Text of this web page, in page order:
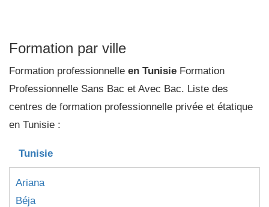
Formation par ville
Formation professionnelle en Tunisie Formation
Professionnelle Sans Bac et Avec Bac. Liste des
centres de formation professionnelle privée et étatique
en Tunisie :
Tunisie
Ariana
Béja